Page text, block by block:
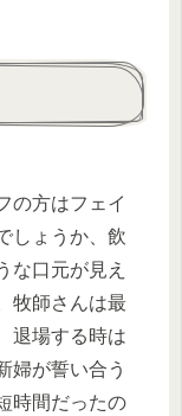
の方はフェイ
しょうか、飲
な口元が見え
牧師さんは最
退場する時は
婦が誓い合う
時間だったの